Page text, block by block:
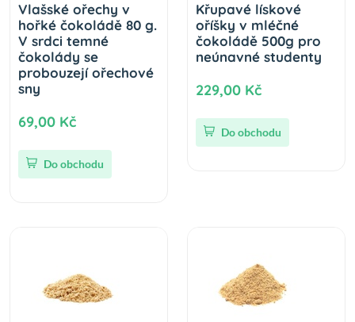
Vlašské ořechy v
hořké čokoládě 80 g.
V srdci temné
čokolády se
probouzejí ořechové
sny
69,00 Kč
Do obchodu
Křupavé lískové
oříšky v mléčné
čokoládě 500g pro
neúnavné studenty
229,00 Kč
Do obchodu